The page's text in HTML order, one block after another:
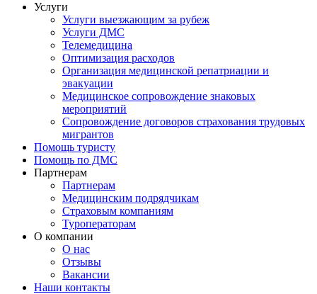
Услуги
Услуги выезжающим за рубеж
Услуги ДМС
Телемедицина
Оптимизация расходов
Организация медицинской репатриации и
эвакуации
Медицинское сопровождение знаковых
мероприятий
Сопровождение договоров страхования трудовых
мигрантов
Помощь туристу
Помощь по ДМС
Партнерам
Партнерам
Медицинским подрядчикам
Страховым компаниям
Туроператорам
О компании
О нас
Отзывы
Вакансии
Наши контакты